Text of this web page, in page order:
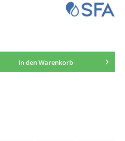
In denWarenkorb